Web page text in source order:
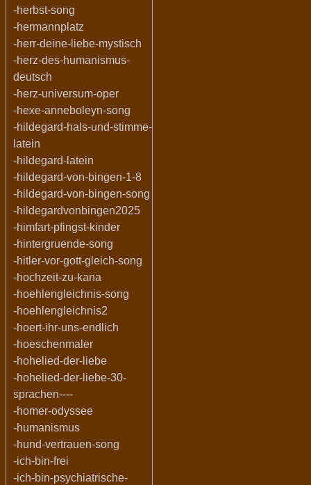
-herbst-song
-hermannplatz
-herr-deine-liebe-mystisch
-herz-des-humanismus-
deutsch
-herz-universum-oper
-hexe-anneboleyn-song
-hildegard-hals-und-stimme-
latein
-hildegard-latein
-hildegard-von-bingen-1-8
-hildegard-von-bingen-song
-hildegardvonbingen2025
-himfart-pfingst-kinder
-hintergruende-song
-hitler-vor-gott-gleich-song
-hochzeit-zu-kana
-hoehlengleichnis-song
-hoehlengleichnis2
-hoert-ihr-uns-endlich
-hoeschenmaler
-hohelied-der-liebe
-hohelied-der-liebe-30-
sprachen----
-homer-odyssee
-humanismus
-hund-vertrauen-song
-ich-bin-frei
-ich-bin-psychiatrische-